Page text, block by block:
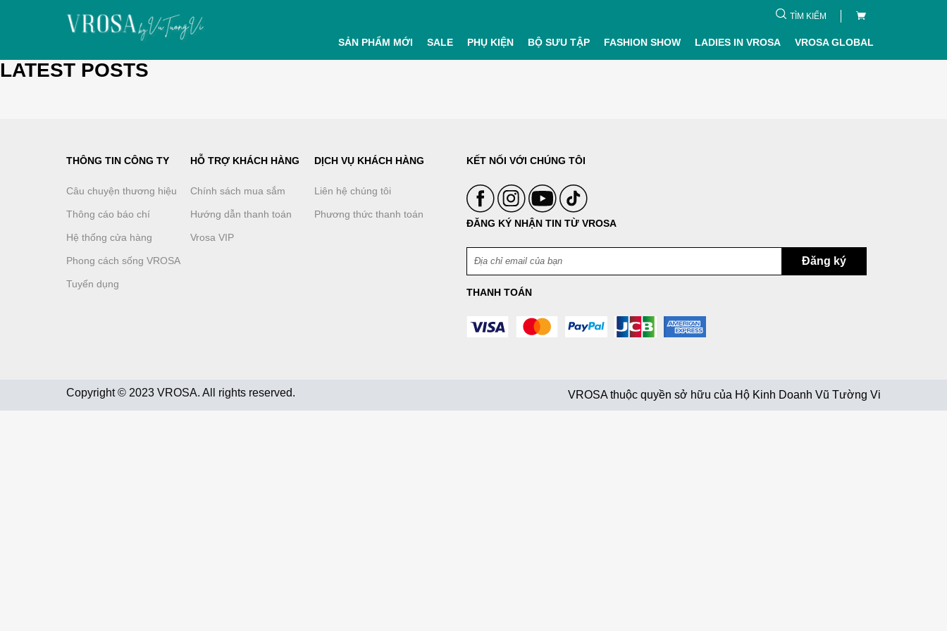
TÌM KIẾM
SẢN PHẨM MỚI SALE PHỤ KIỆN BỘ SƯU TẬP FASHION SHOW LADIES IN VROSA VROSA GLOBAL
LATEST POSTS
THÔNG TIN CÔNG TY
Câu chuyện thương hiệu
Thông cáo báo chí
Hệ thống cửa hàng
Phong cách sống VROSA
Tuyển dụng
HỖ TRỢ KHÁCH HÀNG
Chính sách mua sắm
Hướng dẫn thanh toán
Vrosa VIP
DỊCH VỤ KHÁCH HÀNG
Liên hệ chúng tôi
Phương thức thanh toán
KẾT NỐI VỚI CHÚNG TÔI
ĐĂNG KÝ NHẬN TIN TỪ VROSA
THANH TOÁN
Copyright © 2023 VROSA. All rights reserved. VROSA thuộc quyền sở hữu của Hộ Kinh Doanh Vũ Tường Vi